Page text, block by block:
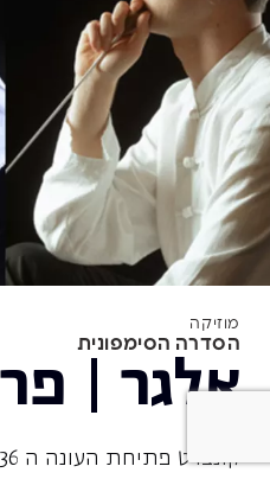
מוזיקה
הסדרה הסימפונית
אלגר |